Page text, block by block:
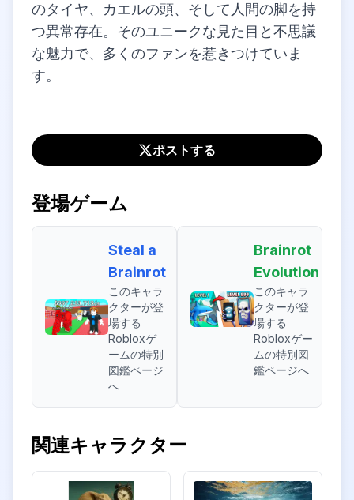
のタイヤ、カエルの頭、そして人間の脚を持
つ異常存在。そのユニークな見た目と不思議
な魅力で、多くのファンを惹きつけていま
す。
ポストする
登場ゲーム
Steal a
Brainrot
このキャラ
クターが登
場する
Robloxゲ
ームの特別
図鑑ページ
へ
Brainrot
Evolution
このキャラ
クターが登
場する
Robloxゲー
ムの特別図
鑑ページへ
関連キャラクター